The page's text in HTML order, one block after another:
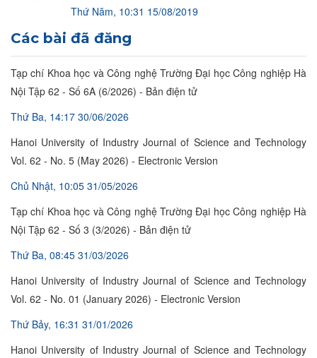
Thứ Năm, 10:31 15/08/2019
Các bài đã đăng
Tạp chí Khoa học và Công nghệ Trường Đại học Công nghiệp Hà
Nội Tập 62 - Số 6A (6/2026) - Bản điện tử
Thứ Ba, 14:17 30/06/2026
Hanoi University of Industry Journal of Science and Technology
Vol. 62 - No. 5 (May 2026) - Electronic Version
Chủ Nhật, 10:05 31/05/2026
Tạp chí Khoa học và Công nghệ Trường Đại học Công nghiệp Hà
Nội Tập 62 - Số 3 (3/2026) - Bản điện tử
Thứ Ba, 08:45 31/03/2026
Hanoi University of Industry Journal of Science and Technology
Vol. 62 - No. 01 (January 2026) - Electronic Version
Thứ Bảy, 16:31 31/01/2026
Hanoi University of Industry Journal of Science and Technology